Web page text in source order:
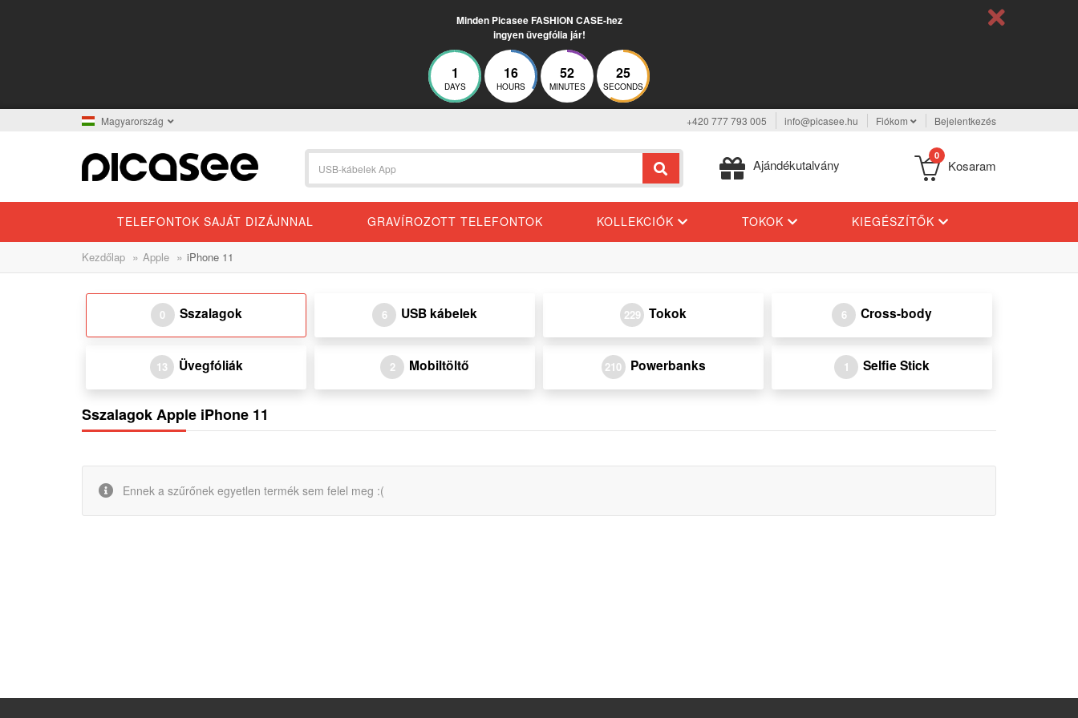
Minden Picasee FASHION CASE-hez
ingyen üvegfólia jár!
1
DAYS
16
HOURS
52
MINUTES
25
SECONDS
Magyarország +420 777 793 005 info@picasee.hu Fiókom Bejelentkezés
Ajándékutalvány
0
Kosaram
TELEFONTOK SAJÁT DIZÁJNNAL GRAVÍROZOTT TELEFONTOK KOLLEKCIÓK TOKOK KIEGÉSZÍTŐK
Kezdőlap » Apple » iPhone 11
0 Sszalagok 6 USB kábelek 229 Tokok 6 Cross-body
13 Üvegfóliák 2 Mobiltöltő 210 Powerbanks 1 Selfie Stick
Sszalagok Apple iPhone 11
Ennek a szűrőnek egyetlen termék sem felel meg :(